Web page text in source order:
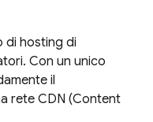
di hosting di
Con un unico
il
rete CDN (Content